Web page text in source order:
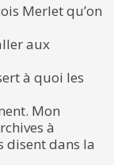
Merlet qu’on
aux
à quoi les
Mon
à
disent dans la